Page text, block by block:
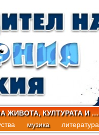
ЖИВОТА, КУЛТУРАТА И …
музика литература